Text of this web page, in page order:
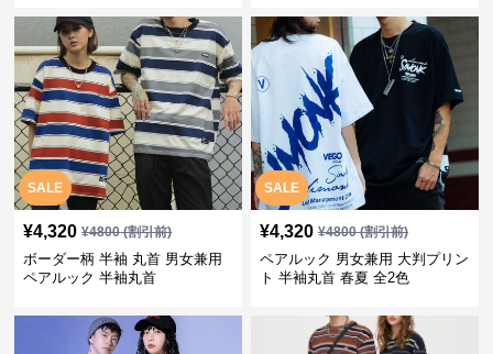
SALE
¥4,320 ¥4800(割引前)
ボーダー柄 半袖 丸首 男女兼用
ペアルック 半袖丸首
SALE
¥4,320 ¥4800(割引前)
ペアルック 男女兼用 大判プリン
ト 半袖丸首 春夏 全2色